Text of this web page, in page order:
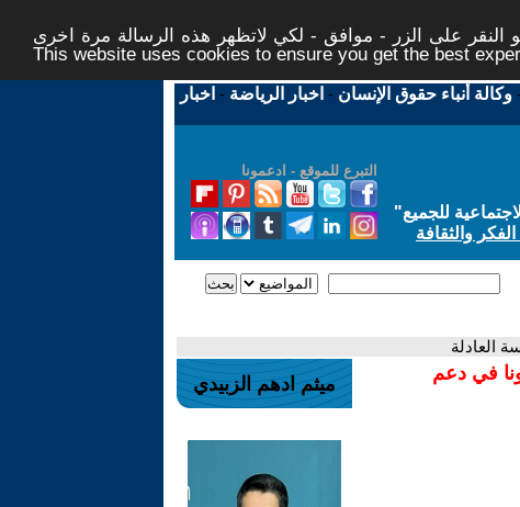
على الزر - موافق - لكي لاتظهر هذه الرسالة مرة اخرى -
This website uses cookies to ensure you get the best
وكالة أنباء حقوق الإنسان - اخبار الرياضة - اخبار
التبرع للموقع - ادعمونا
للجميع"
والثقافة
العادلة
في دعم
ميثم ادهم الزبيدي